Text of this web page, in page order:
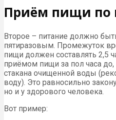
Приём пищи по
Второе – питание должно
пятиразовым. Промежуток
пищи должен составлять 2,5
приёмом пищи за пол часа
стакана очищенной воды
воду). Это равносильно
но и у здорового человека.
Вот пример: